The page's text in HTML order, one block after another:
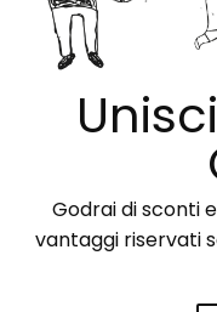
Godrai di sconti
vantaggi riservati